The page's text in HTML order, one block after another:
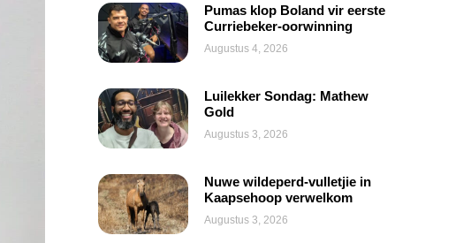
Pumas klop Boland vir eerste
Curriebeker-oorwinning
Augustus 4, 2026
Luilekker Sondag: Mathew
Gold
Augustus 3, 2026
Nuwe wildeperd-vulletjie in
Kaapsehoop verwelkom
Augustus 3, 2026